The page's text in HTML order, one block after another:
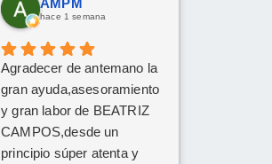
hace 1 semana
Agradecer de antemano la
gran ayuda,asesoramiento
y gran labor de BEATRIZ
CAMPOS,desde un
principio súper atenta y